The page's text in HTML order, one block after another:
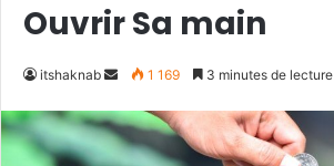
Ouvrir Sa main
itshaknab
Envoyer
courriel
1 169 3 minutes de lecture